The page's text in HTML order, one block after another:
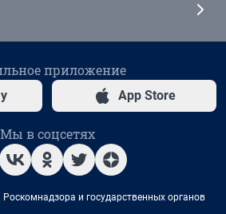
приложение
App Store
Мы в соцсетях
и государственных органов